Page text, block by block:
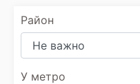
Район
У метро